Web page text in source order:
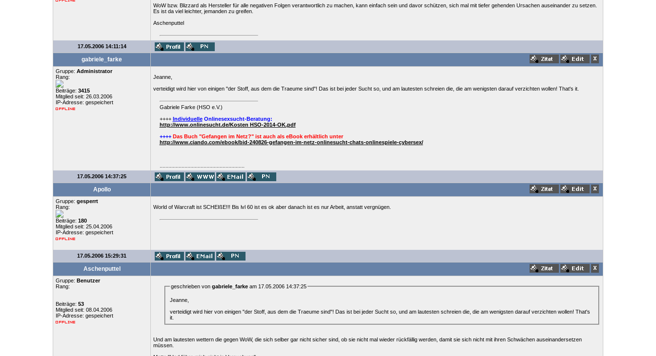
WoW bzw. Blizzard als Hersteller für alle negativen Folgen verantwortlich zu machen, kann einfach sein und davor schützen, sich mal mit tiefer gehenden Ursachen auseinander zu setzen.
Es ist da viel leichter, jemanden zu greifen.
Aschenputtel
17.05.2006 14:11:14
gabriele_farke
Gruppe: Administrator
Rang:
Beiträge: 3415
Mitglied seit: 26.03.2006
IP-Adresse: gespeichert
Jeanne,
verteidigt wird hier von einigen "der Stoff, aus dem die Traeume sind"! Das ist bei jeder Sucht so, und am lautesten schreien die, die am wenigsten darauf verzichten wollen! That's it.
Gabriele Farke (HSO e.V.)
++++ IndividuelleOnlinesexsucht-Beratung:
http://www.onlinesucht.de/Kosten HSO-2014-OK.pdf
++++ Das Buch "Gefangen im Netz?" ist auch als eBook erhältlich unter
http://www.ciando.com/ebook/bid-240826-gefangen-im-netz-onlinesucht-chats-onlinespiele-cybersex/
17.05.2006 14:37:25
Apollo
Gruppe: gesperrt
Rang:
Beiträge: 180
Mitglied seit: 25.04.2006
IP-Adresse: gespeichert
World of Warcraft ist SCHEIßE!!! Bis lvl 60 ist es ok aber danach ist es nur Arbeit, anstatt vergnügen.
17.05.2006 15:29:31
Aschenputtel
Gruppe: Benutzer
Rang:
Beiträge: 53
Mitglied seit: 08.04.2006
IP-Adresse: gespeichert
geschrieben von gabriele_farkeam 17.05.2006 14:37:25
Jeanne,
verteidigt wird hier von einigen "der Stoff, aus dem die Traeume sind"! Das ist bei jeder Sucht so, und am lautesten schreien die, die am wenigsten darauf verzichten wollen! That's
it.
Und am lautesten wettern die gegen WoW, die sich selber gar nicht sicher sind, ob sie nicht mal wieder rückfällig werden, damit sie sich nicht mit ihren Schwächen auseinandersetzen
müssen.